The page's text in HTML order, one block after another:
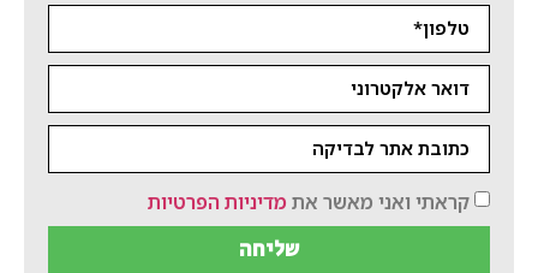
קראתי ואני מאשר את מדיניות הפרטיות
שליחה